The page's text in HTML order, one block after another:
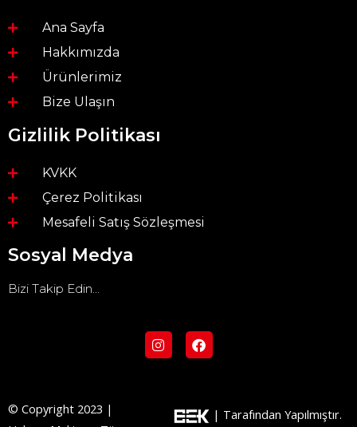
Ana Sayfa
Hakkımızda
Ürünlerimiz
Bize Ulaşın
Gizlilik Politikası
KVKK
Çerez Politikası
Mesafeli Satış Sözleşmesi
Sosyal Medya
Bizi Takip Edin…
I
n
s
F
a
c
o
o
© Copyright 2023 |
| Tarafından Yapılmıştır.